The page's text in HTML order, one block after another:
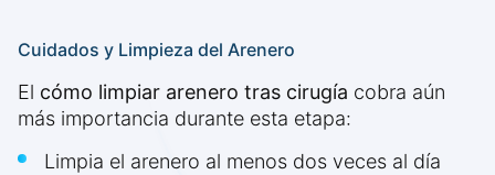
Cuidados y Limpieza del Arenero
El cómo limpiar arenero tras cirugía cobra aún
más importancia durante esta etapa:
Limpia el arenero al menos dos veces al día